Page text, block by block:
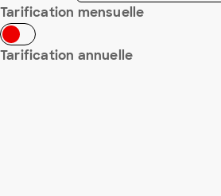
Tarification mensuelle
Tarification annuelle